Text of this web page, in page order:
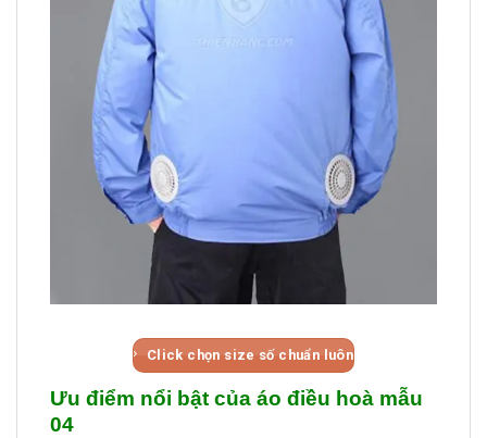
Click chọn size số chuẩn luôn
Ưu điểm nổi bật của áo điều hoà mẫu
04